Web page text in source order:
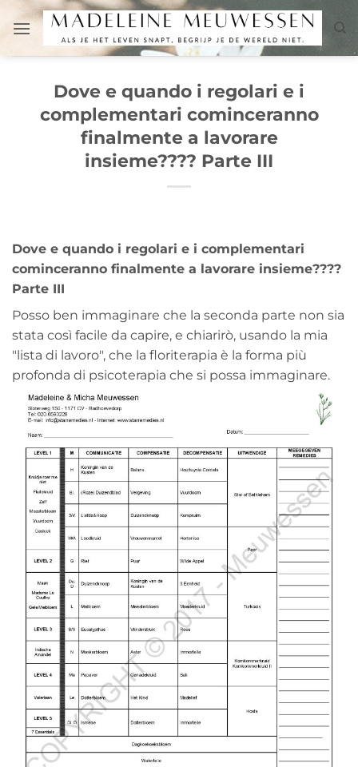
contenuti
Dove e quando i regolari e i
complementari cominceranno
finalmente a lavorare
insieme???? Parte III
Dove e quando i regolari e i complementari
cominceranno finalmente a lavorare insieme????
Parte III
Posso ben immaginare che la seconda parte non sia
stata così facile da capire, e chiarirò, usando la mia
"lista di lavoro", che la floriterapia è la forma più
profonda di psicoterapia che si possa immaginare.